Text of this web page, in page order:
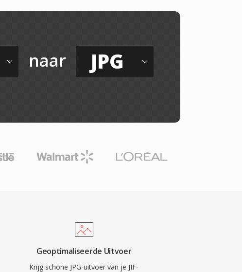
naar JPG
Geoptimaliseerde Uitvoer
Krijg schone JPG-uitvoer van je JIF-